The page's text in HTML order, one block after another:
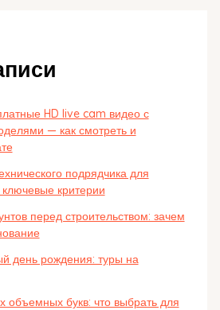
HD live cam видео с
— как смотреть и
подрядчика для
критерии
перед строительством: зачем
день рождения: туры на
объемных букв: что выбрать для